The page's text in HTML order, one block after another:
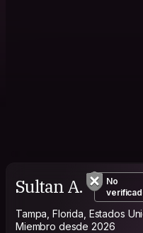
Sultan A.
No
Tampa, Florida, Estados
Miembro desde 2026